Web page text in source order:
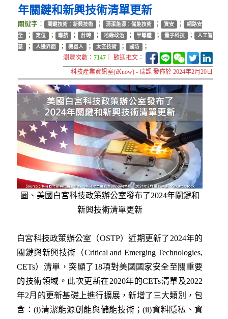
年關鍵和新興技術清單更新
關鍵字： 關鍵技術：新興技術 ； 清潔能源：儲能技術 ； 資安 ； 網路安
全 ； 定位 ； 導航 ； 計時 ； 地緣政治 ； 半導體 ； 量子科技 ；
人工智
慧 ； 人機界面 ； 機器人 ； 太空技術 ； 國防 ；
瀏覽次數：7147 ｜ 歡迎推文：
科技產業資訊室(iKnow) - 瑞課 發佈於 2024年2月20日
圖、美國白宮科技政策辦公室發布了2024年關鍵和
新興技術清單更新
白宮科技政策辦公室（OSTP）近期更新了2024年的
關鍵與新興技術（Critical and Emerging Technologies,
CETs）清單，突顯了18項對美國國家安全至關重要
的技術領域。此次更新在2020年的CETs清單及2022
年2月的更新基礎上進行擴展，新增了三大類別，包
含：(i)清潔能源創能與儲能技術；(ii)資料隱私、資